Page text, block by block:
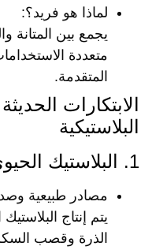
لماذا هو فريد؟:
يجمع بين المتانة
متعددة
المتقدمة.
الابتكارات
البلاستيكية
1. البلاستيك الحيوي (Bioplastics)
مصادر طبيعية
يتم إنتاج
الذرة وقصب